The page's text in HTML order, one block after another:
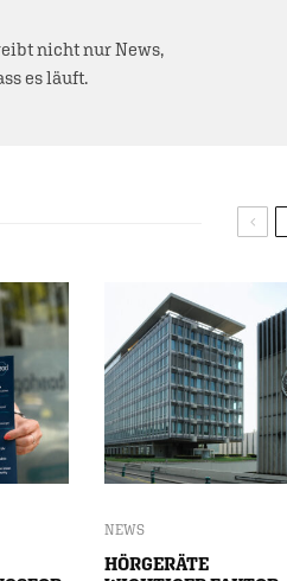
nicht nur News,
es läuft.
NEWS
HÖRGERÄTE